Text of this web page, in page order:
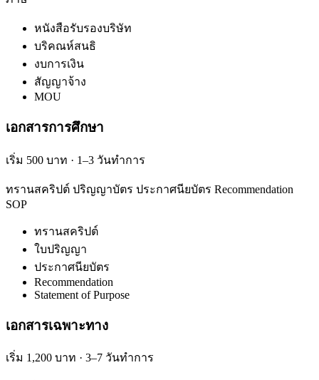
หนังสือรับรองบริษัท
บริคณห์สนธิ
งบการเงิน
สัญญาจ้าง
MOU
เอกสารการศึกษา
เริ่ม 500 บาท · 1–3 วันทำการ
ทรานสคริปต์ ปริญญาบัตร ประกาศนียบัตร Recommendation
SOP
ทรานสคริปต์
ใบปริญญา
ประกาศนียบัตร
Recommendation
Statement of Purpose
เอกสารเฉพาะทาง
เริ่ม 1,200 บาท · 3–7 วันทำการ